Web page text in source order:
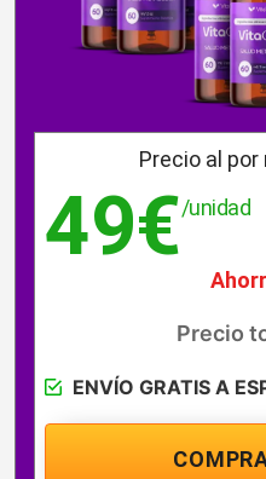
Precio al por
49€/unidad
Precio
ENVÍO GRATIS A